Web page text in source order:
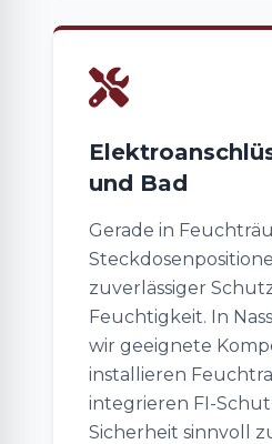
und Bad
Gerade in
zuverlässiger
Feuchtigkeit. In
wir geeignete
installieren
integrieren FI-
Sicherheit sinnvoll